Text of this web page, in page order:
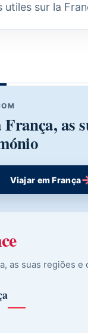
utiles sur la
as
Viajar em França
as suas regiões e